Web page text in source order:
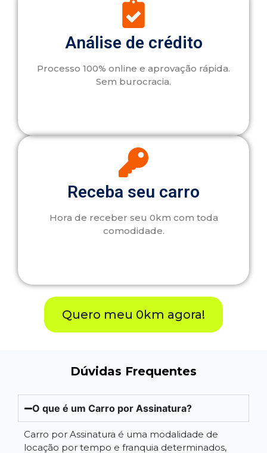
Análise de crédito
Processo 100% online e aprovação rápida.
Sem burocracia.
Receba seu carro
Hora de receber seu 0km com toda
comodidade.
Quero meu 0km agora!
Dúvidas Frequentes
O que é um Carro por Assinatura?
Carro por Assinatura é uma modalidade de
locação por tempo e franquia determinados,